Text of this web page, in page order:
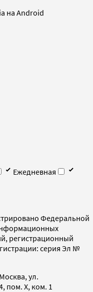
на Android
Ежедневная
Федеральной
регистрационный
серия Эл №
ул.
пом. X, ком. 1